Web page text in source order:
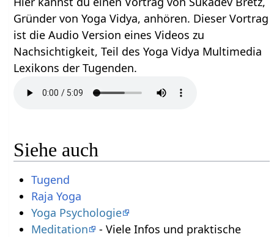
Gründer von Yoga Vidya, anhören. Dieser Vortrag
ist die Audio Version eines Videos zu
Nachsichtigkeit, Teil des Yoga Vidya Multimedia
Lexikons der Tugenden.
Siehe auch
Tugend
Raja Yoga
Yoga Psychologie
Meditation
- Viele Infos und praktische